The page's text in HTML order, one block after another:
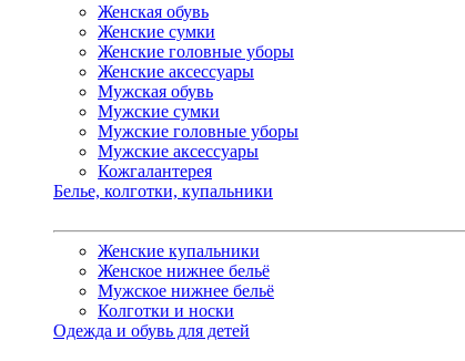
Женская обувь
Женские сумки
Женские головные уборы
Женские аксессуары
Мужская обувь
Мужские сумки
Мужские головные уборы
Мужские аксессуары
Кожгалантерея
Белье, колготки, купальники
Женские купальники
Женское нижнее бельё
Мужское нижнее бельё
Колготки и носки
Одежда и обувь для детей